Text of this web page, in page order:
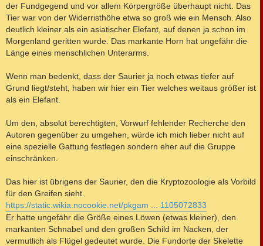
der Fundgegend und vor allem Körpergröße überhaupt nicht. Das
Tier war von der Widerristhöhe etwa so groß wie ein Mensch. Also
deutlich kleiner als ein asiatischer Elefant, auf denen ja schon im
Morgenland geritten wurde. Das markante Horn hat ungefähr die
Länge eines menschlichen Unterarms.
Wenn man bedenkt, dass der Saurier ja noch etwas tiefer auf
Grund liegt/steht, haben wir hier ein Tier welches weitaus größer ist
als ein Elefant.
Um den, absolut berechtigten, Vorwurf fehlender Recherche den
Autoren gegenüber zu umgehen, würde ich mich lieber nicht auf
eine spezielle Gattung festlegen sondern eher auf die Gruppe
einschränken.
Das hier ist übrigens der Saurier, den die Kryptozoologie als Vorbild
für den Greifen sieht.
https://static.wikia.nocookie.net/pkgam ... 1105072833
Er hatte ungefähr die Größe eines Löwen (etwas kleiner), den
markanten Schnabel und den großen Schild im Nacken, der
vermutlich als Flügel gedeutet wurde. Die Fundorte der Skelette